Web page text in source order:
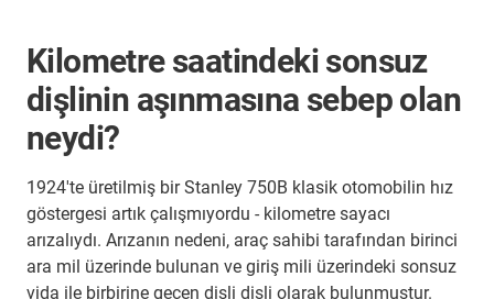
Kilometre saatindeki sonsuz
dişlinin aşınmasına sebep olan
neydi?
1924'te üretilmiş bir Stanley 750B klasik otomobilin hız
göstergesi artık çalışmıyordu - kilometre sayacı
arızalıydı. Arızanın nedeni, araç sahibi tarafından birinci
ara mil üzerinde bulunan ve giriş mili üzerindeki sonsuz
vida ile birbirine geçen dişli dişli olarak bulunmuştur.